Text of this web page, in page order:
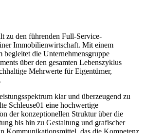
zu den führenden Full-Service-
Immobilienwirtschaft. Mit einem
begleitet die Unternehmensgruppe
über den gesamten Lebenszyklus
Mehrwerte für Eigentümer,
klar und überzeugend zu
Schleuse01 eine hochwertige
der konzeptionellen Struktur über die
bis hin zu Gestaltung und grafischer
Kommunikationsmittel, das die Kompetenz,